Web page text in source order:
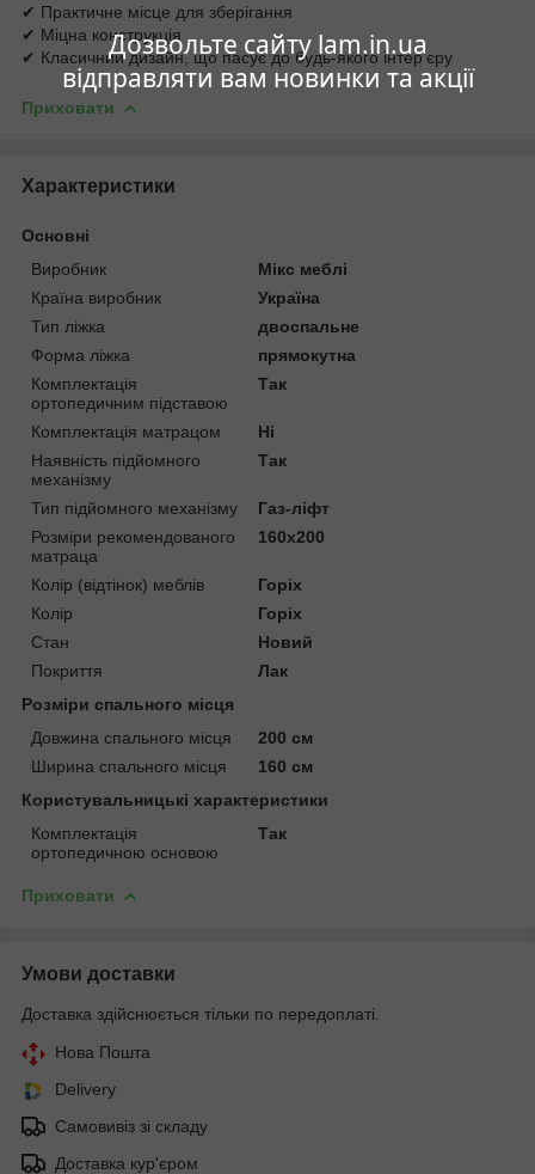
Дозвольте сайту lam.in.ua
відправляти вам новинки та акції
✔ Практичне місце для зберігання
✔ Міцна конструкція
✔ Класичний дизайн, що пасує до будь-якого інтер’єру
Приховати
Характеристики
Основні
Виробник
Мікс меблі
Країна виробник
Україна
Тип ліжка
двоспальне
Форма ліжка
прямокутна
Комплектація
ортопедичним підставою
Так
Комплектація матрацом
Ні
Наявність підйомного
механізму
Так
Тип підйомного механізму
Газ-ліфт
Розміри рекомендованого
матраца
160х200
Колір (відтінок) меблів
Горіх
Колір
Горіх
Стан
Новий
Покриття
Лак
Розміри спального місця
Довжина спального місця
200 см
Ширина спального місця
160 см
Користувальницькі характеристики
Комплектація
ортопедичною основою
Так
Приховати
Умови доставки
Доставка здійснюється тільки по передоплаті.
Нова Пошта
Delivery
Самовивіз зі складу
Доставка кур'єром